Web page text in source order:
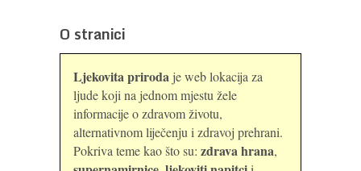
O stranici
Ljekovita priroda je web lokacija za
ljude koji na jednom mjestu žele
informacije o zdravom životu,
alternativnom liječenju i zdravoj prehrani.
Pokriva teme kao što su: zdrava hrana,